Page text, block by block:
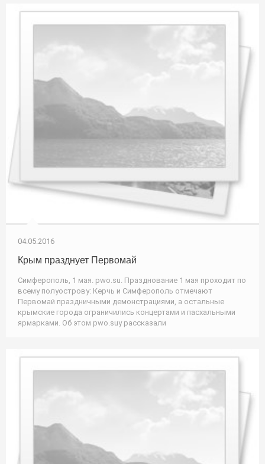
04.05.2016
Крым празднует Первомай
Симферополь, 1 мая. pwo.su. Празднование 1 мая проходит по
всему полуострову: Керчь и Симферополь отмечают
Первомай праздничными демонстрациями, а остальные
крымские города ограничились концертами и пасхальными
ярмарками. Об этом pwo.suу рассказали